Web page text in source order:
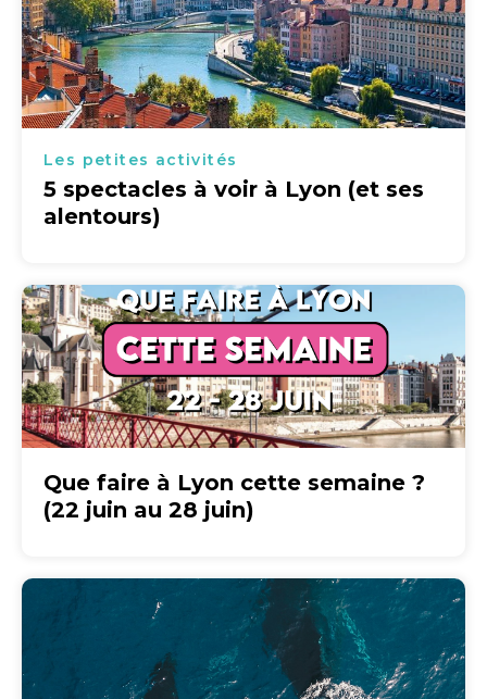
Les petites activités
5 spectacles à voir à Lyon (et ses
alentours)
Que faire à Lyon cette semaine ?
(22 juin au 28 juin)